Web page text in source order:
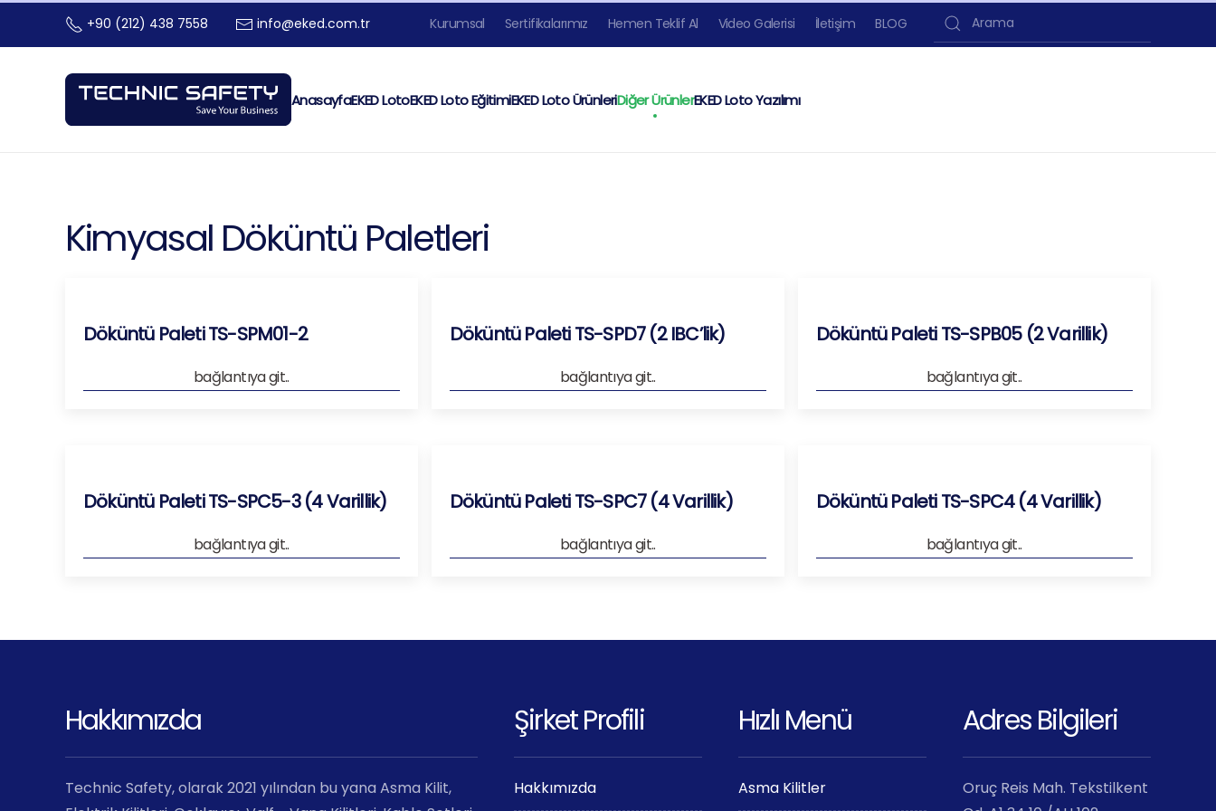
Skip to main content
+90 (212) 438 7558 info@eked.com.tr Kurumsal Sertifikalarımız Hemen Teklif Al Video Galerisi İletişim
BLOG
Type 2 or more characters for results.
AnasayfaEKED LotoEKED Loto EğitimiEKED Loto ÜrünleriDiğer ÜrünlerEKED Loto Yazılımı
Kimyasal Döküntü Paletleri
Döküntü Paleti TS-SPM01-2
bağlantıya git..
Döküntü Paleti TS-SPD7 (2 IBC’lik)
bağlantıya git..
Döküntü Paleti TS-SPB05 (2 Varillik)
bağlantıya git..
Döküntü Paleti TS-SPC5-3 (4 Varillik)
bağlantıya git..
Döküntü Paleti TS-SPC7 (4 Varillik)
bağlantıya git..
Döküntü Paleti TS-SPC4 (4 Varillik)
bağlantıya git..
Hakkımızda
Technic Safety, olarak 2021 yılından bu yana Asma Kilit,
Şirket Profili
Hakkımızda
Hızlı Menü
Asma Kilitler
Adres Bilgileri
Oruç Reis Mah. Tekstilkent